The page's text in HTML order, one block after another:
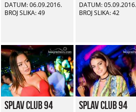
DATUM: 06.09.2016.
BROJ SLIKA: 49
DATUM: 05.09.2016.
BROJ SLIKA: 42
Splav Club 94 Splav Club 94